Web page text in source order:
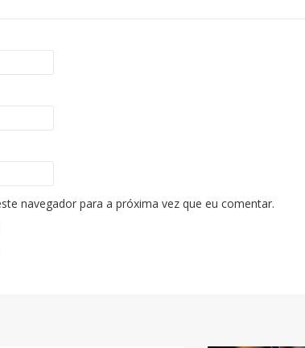
navegador para a próxima vez que eu comentar.